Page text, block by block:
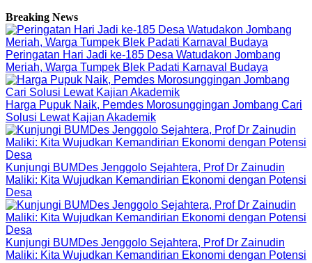
Breaking News
Peringatan Hari Jadi ke-185 Desa Watudakon Jombang
Meriah, Warga Tumpek Blek Padati Karnaval Budaya
Harga Pupuk Naik, Pemdes Morosunggingan Jombang Cari
Solusi Lewat Kajian Akademik
Kunjungi BUMDes Jenggolo Sejahtera, Prof Dr Zainudin
Maliki: Kita Wujudkan Kemandirian Ekonomi dengan Potensi
Desa
Kunjungi BUMDes Jenggolo Sejahtera, Prof Dr Zainudin
Maliki: Kita Wujudkan Kemandirian Ekonomi dengan Potensi